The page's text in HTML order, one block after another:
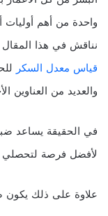
واحدة من أهم
نناقش في هذا
قياس معدل السكر
والعديد من العناوين
في الحقيقة يساعد
لأفضل فرصة
علاوة على ذلك يكون